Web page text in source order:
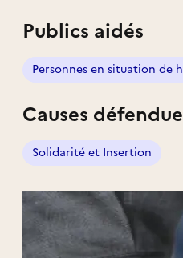
service civique, logés
L'Arche témoigne
situation de handicap
construction d'une
plus respectueuse de
Publics aidés
Personnes en situation de
Causes
Solidarité et Insertion